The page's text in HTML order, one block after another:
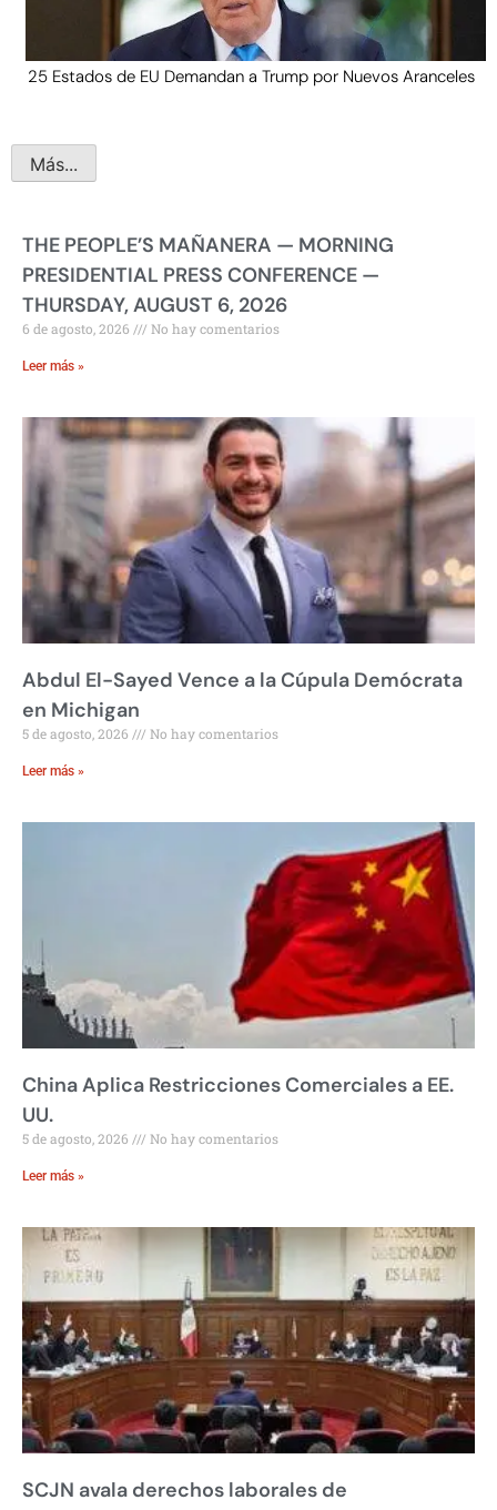
25 Estados de EU Demandan a Trump por Nuevos Aranceles
Más...
THE PEOPLE’S MAÑANERA — MORNING
PRESIDENTIAL PRESS CONFERENCE —
THURSDAY, AUGUST 6, 2026
6 de agosto, 2026 No hay comentarios
Leer más »
Abdul El-Sayed Vence a la Cúpula Demócrata
en Michigan
5 de agosto, 2026 No hay comentarios
Leer más »
China Aplica Restricciones Comerciales a EE.
UU.
5 de agosto, 2026 No hay comentarios
Leer más »
SCJN avala derechos laborales de